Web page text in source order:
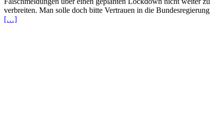
verbreiten. Man solle doch bitte Vertrauen in die Bundesregierung
[…]